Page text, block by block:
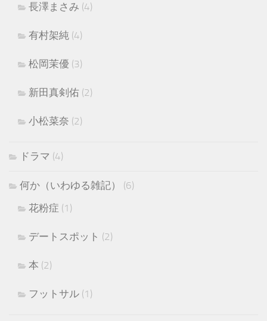
長澤まさみ (4)
有村架純 (4)
松岡茉優 (3)
新田真剣佑 (2)
小松菜奈 (2)
ドラマ (4)
何か（いわゆる雑記）
(6)
花粉症 (1)
デートスポット (2)
本 (2)
フットサル (1)